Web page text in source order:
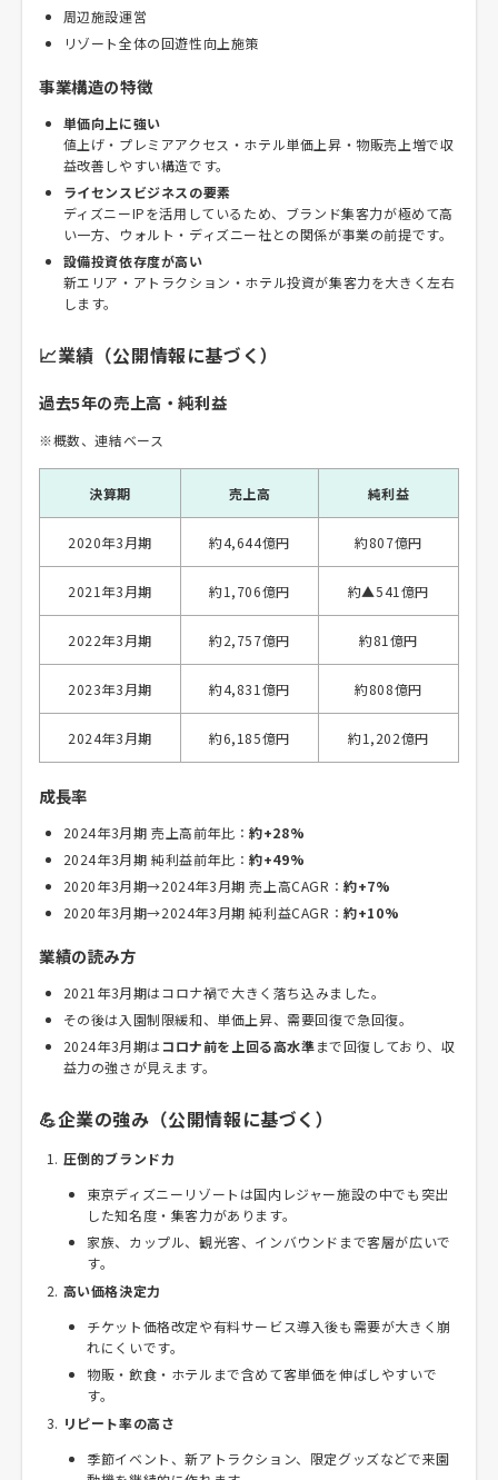
周辺施設運営
リゾート全体の回遊性向上施策
事業構造の特徴
単価向上に強い
値上げ・プレミアアクセス・ホテル単価上昇・物販売上増で収
益改善しやすい構造です。
ライセンスビジネスの要素
ディズニーIPを活用しているため、ブランド集客力が極めて高
い一方、ウォルト・ディズニー社との関係が事業の前提です。
設備投資依存度が高い
新エリア・アトラクション・ホテル投資が集客力を大きく左右
します。
📈業績（公開情報に基づく）
過去5年の売上高・純利益
※概数、連結ベース
決算期 売上高 純利益
2020年3月期 約4,644億円 約807億円
2021年3月期 約1,706億円 約▲541億円
2022年3月期 約2,757億円 約81億円
2023年3月期 約4,831億円 約808億円
2024年3月期 約6,185億円 約1,202億円
成長率
2024年3月期 売上高前年比：約+28%
2024年3月期 純利益前年比：約+49%
2020年3月期→2024年3月期 売上高CAGR：約+7%
2020年3月期→2024年3月期 純利益CAGR：約+10%
業績の読み方
2021年3月期はコロナ禍で大きく落ち込みました。
その後は入園制限緩和、単価上昇、需要回復で急回復。
2024年3月期はコロナ前を上回る高水準まで回復しており、収
益力の強さが見えます。
💪企業の強み（公開情報に基づく）
圧倒的ブランド力
東京ディズニーリゾートは国内レジャー施設の中でも突出
した知名度・集客力があります。
家族、カップル、観光客、インバウンドまで客層が広いで
す。
高い価格決定力
チケット価格改定や有料サービス導入後も需要が大きく崩
れにくいです。
物販・飲食・ホテルまで含めて客単価を伸ばしやすいで
す。
リピート率の高さ
季節イベント、新アトラクション、限定グッズなどで来園